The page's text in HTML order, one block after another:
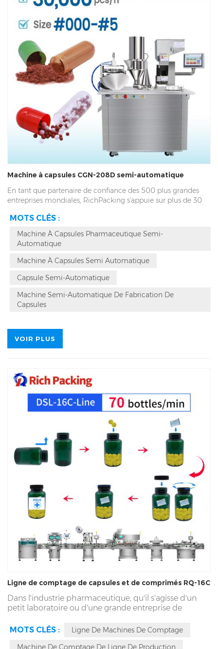
Machine à capsules CGN-208D semi-automatique
En tant que partenaire de confiance des 500 plus grandes
entreprises mondiales, RichPacking s'appuie sur plus de 30
qualité pour vendre la machine de remplissage de gélules
208D dans plus de 80 pays et régions du monde. En tant que
fabricant leader en Chine, Richpacking se concentre sur la
fourniture d'équipements de fabrication pharmaceutique
fiables et a gagné une grande reconnaissance de la part des
MOTS CLÉS :
Machine À Capsules Pharmaceutique Semi-
Automatique
Machine À Capsules Semi Automatique
Capsule Semi-Automatique
Machine Semi-Automatique De Fabrication De
Capsules
VOIR PLUS
Ligne de comptage de capsules et de comprimés RQ-16C
Dans l'industrie pharmaceutique, qu'il s'agisse d'un
petit laboratoire ou d'une grande entreprise de
avec précision et rapidité des comprimés ou des
gélules a toujours été une tâche essentielle. Nous vous
présentons ici le monde des lignes de production de
MOTS CLÉS :
Ligne De Machines De Comptage
Machine De Comptage De Ligne De Production